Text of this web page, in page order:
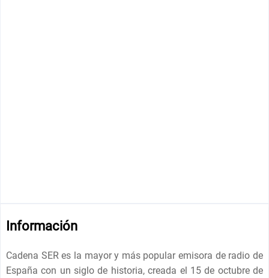
Información
Cadena SER es la mayor y más popular emisora ​​de radio de
España con un siglo de historia, creada el 15 de octubre de